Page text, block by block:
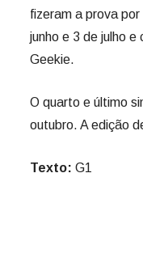
fizeram a prova
junho e 3 de julho e
Geekie.
O quarto e último
outubro. A edição
Texto: G1